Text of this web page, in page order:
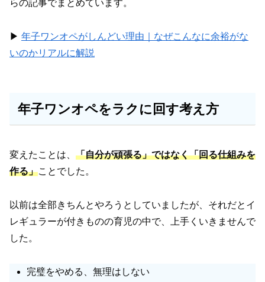
らの記事でまとめています。
▶︎ 年子ワンオペがしんどい理由｜なぜこんなに余裕がな
いのかリアルに解説
年子ワンオペをラクに回す考え方
変えたことは、 「自分が頑張る」ではなく「回る仕組みを
作る」ことでした。
以前は全部きちんとやろうとしていましたが、それだとイ
レギュラーが付きものの育児の中で、上手くいきませんで
した。
完璧をやめる、無理はしない